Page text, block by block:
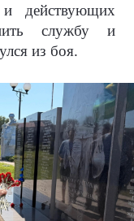
действующих
службу и
из боя.